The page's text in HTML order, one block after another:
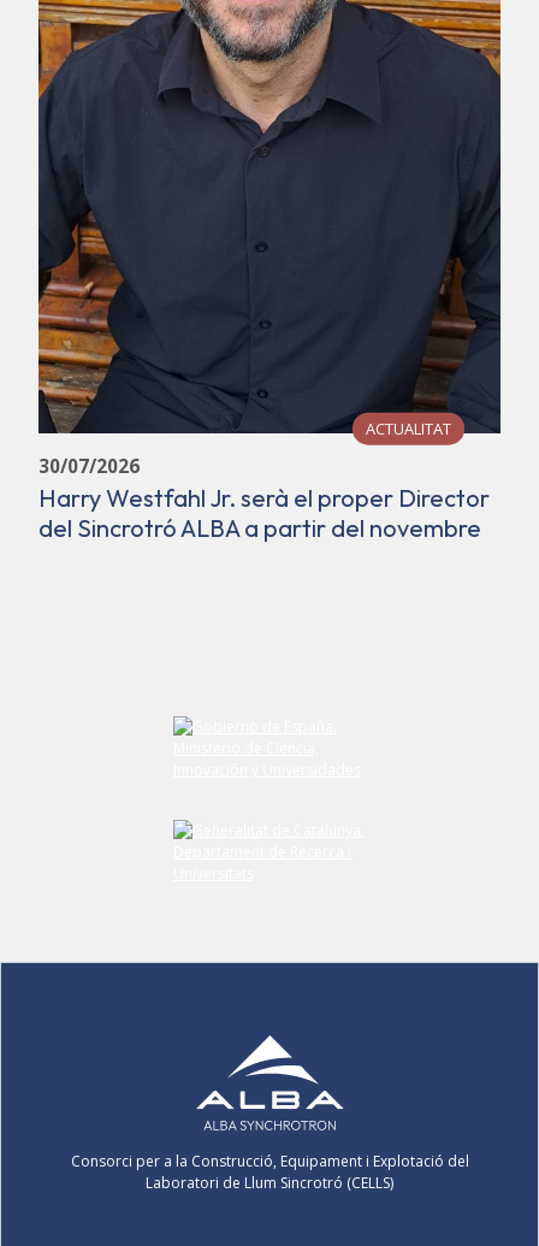
ACTUALITAT
30/07/2026
Harry Westfahl Jr. serà el proper Director
del Sincrotró ALBA a partir del novembre
Consorci per a la Construcció, Equipament i Explotació del
Laboratori de Llum Sincrotró (CELLS)